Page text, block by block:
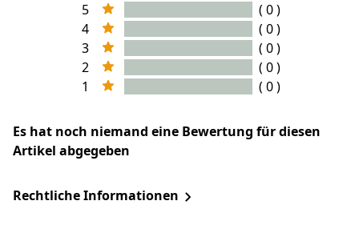
5
( 0 )
4
( 0 )
3
( 0 )
2
( 0 )
1
( 0 )
Es hat noch niemand eine Bewertung für diesen
Artikel abgegeben
Rechtliche Informationen